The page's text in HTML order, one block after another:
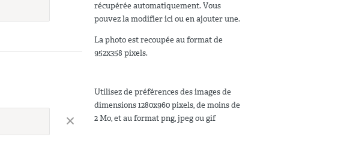
récupérée automatiquement. Vous
pouvez la modifier ici ou en ajouter une.
La photo est recoupée au format de
952x358 pixels.
Utilisez de préférences des images de
dimensions 1280x960 pixels, de moins de
2 Mo, et au format png, jpeg ou gif